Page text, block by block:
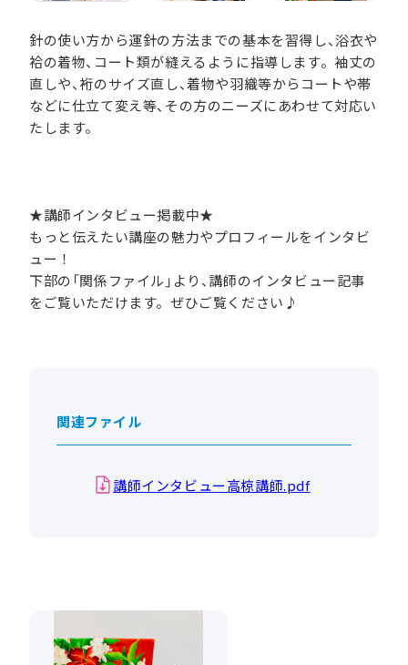
針の使い方から運針の方法までの基本を習得し、浴衣や
袷の着物、コート類が縫えるように指導します。袖丈の
直しや、裄のサイズ直し、着物や羽織等からコートや帯
などに仕立て変え等、その方のニーズにあわせて対応い
たします。
★講師インタビュー掲載中★
もっと伝えたい講座の魅力やプロフィールをインタビ
ュー！
下部の「関係ファイル」より、講師のインタビュー記事
をご覧いただけます。ぜひご覧ください♪
関連ファイル
講師インタビュー高椋講師.pdf